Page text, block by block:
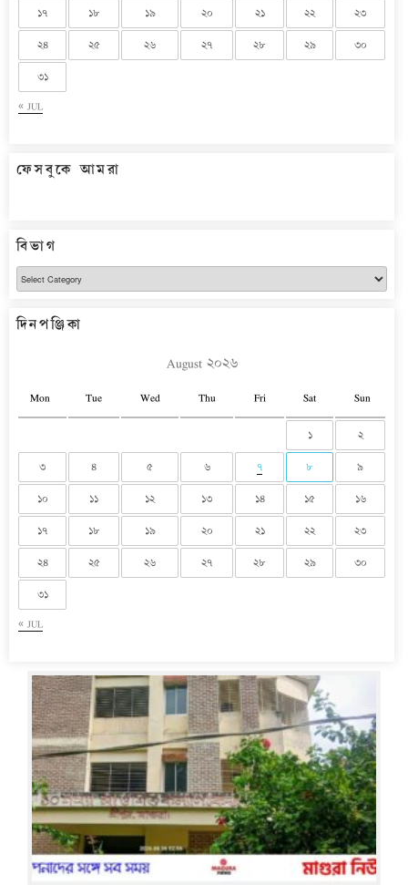
« JUL
১৭ ১৮ ১৯ ২০ ২১ ২২ ২৩
২৪ ২৫ ২৬ ২৭ ২৮ ২৯ ৩০
৩১
ফেসবুকে আমরা
বিভাগ
বিভাগ
দিনপঞ্জিকা
August ২০২৬
Mon Tue Wed Thu Fri Sat Sun
« JUL
১ ২
৩ ৪ ৫ ৬ ৭ ৮ ৯
১০ ১১ ১২ ১৩ ১৪ ১৫ ১৬
১৭ ১৮ ১৯ ২০ ২১ ২২ ২৩
২৪ ২৫ ২৬ ২৭ ২৮ ২৯ ৩০
৩১